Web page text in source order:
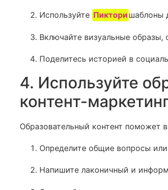
Используйте Пиктори шаблоны
Включайте визуальные
Поделитесь историей в
4. Используйте
контент-
Образовательный контент поможет
Определите общие вопросы
Напишите лаконичный и